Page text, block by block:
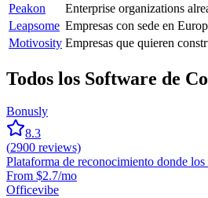
Peakon
Enterprise organizations
Leapsome Empresas con sede en
Motivosity Empresas que quieren
Todos los Software de
Bonusly
8.3
(2900 reviews)
Plataforma de reconocimiento donde
From $2.7/mo
Officevibe